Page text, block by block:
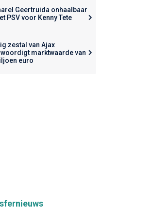
Geertruida onhaalbaar
PSV voor Kenny Tete
zestal van Ajax
marktwaarde van
euro